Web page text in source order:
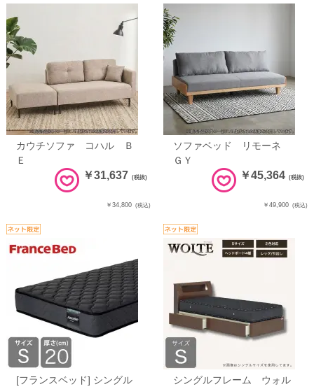
カウチソファ コハル Ｂ
Ｅ
￥31,637 (税抜)
￥34,800 (税込)
ソファベッド リモーネ
ＧＹ
￥45,364 (税抜)
￥49,900 (税込)
[フランスベッド] シングル
シングルフレーム ウォル